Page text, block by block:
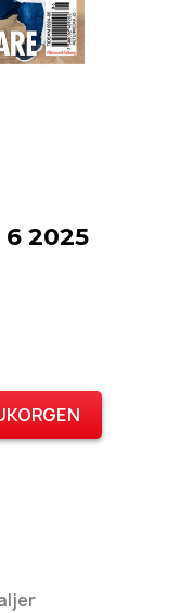
6 2025